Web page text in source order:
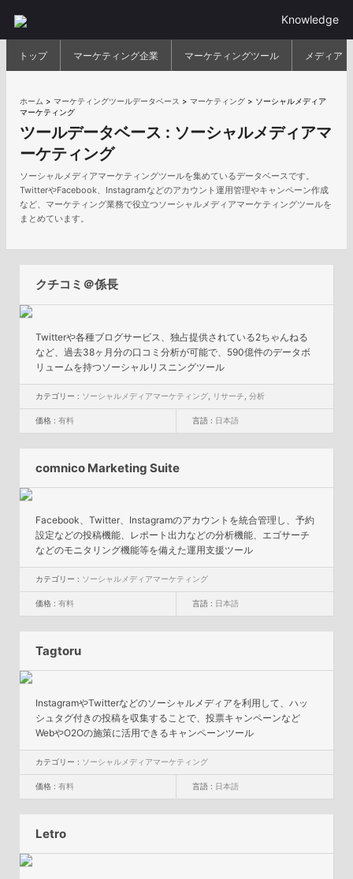
Knowledge
トップ マーケティング企業 マーケティングツール メディア
ホーム >マーケティングツールデータベース >マーケティング > ソーシャルメディア
マーケティング
ツールデータベース : ソーシャルメディアマ
ーケティング
ソーシャルメディアマーケティングツールを集めているデータベースです。
TwitterやFacebook、Instagramなどのアカウント運用管理やキャンペーン作成
など、マーケティング業務で役立つソーシャルメディアマーケティングツールを
まとめています。
クチコミ＠係長
Twitterや各種ブログサービス、独占提供されている2ちゃんねる
など、過去38ヶ月分の口コミ分析が可能で、590億件のデータボ
リュームを持つソーシャルリスニングツール
カテゴリー : ソーシャルメディアマーケティング リサーチ ,分析
価格 :有料 言語 : 日本語
comnico Marketing Suite
Facebook、Twitter、Instagramのアカウントを統合管理し、予約
設定などの投稿機能、レポート出力などの分析機能、エゴサーチ
などのモニタリング機能等を備えた運用支援ツール
カテゴリー : ソーシャルメディアマーケティング
価格 :有料 言語 : 日本語
Tagtoru
InstagramやTwitterなどのソーシャルメディアを利用して、ハッ
シュタグ付きの投稿を収集することで、投票キャンペーンなど
WebやO2Oの施策に活用できるキャンペーンツール
カテゴリー : ソーシャルメディアマーケティング
価格 :有料 言語 : 日本語
Letro